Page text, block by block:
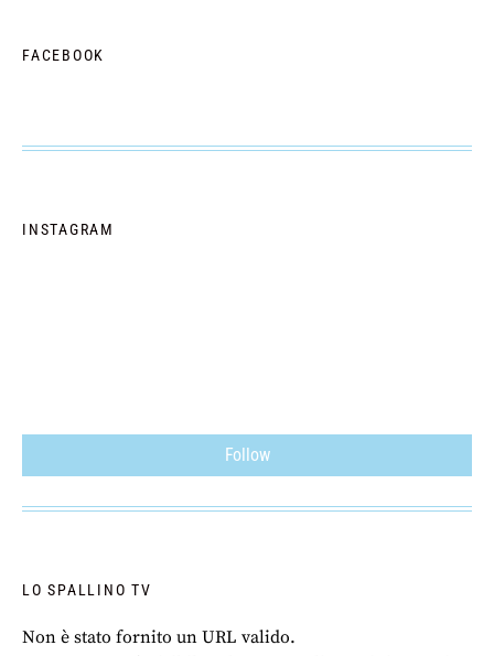
FACEBOOK
INSTAGRAM
Follow
LO SPALLINO TV
Non è stato fornito un URL valido.